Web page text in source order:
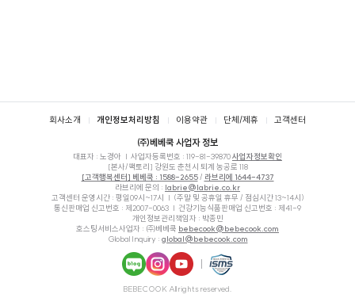
회사소개 개인정보처리방침 이용약관 단체/제휴 고객센터
㈜베베쿡 사업자 정보
대표자 : 노경아 사업자등록번호 : 119-81-39870사업자정보확인
[본사/팩토리] 강원도 춘천시 퇴계 농공로 118
[고객행복센터] 베베쿡 : 1588-2655/ 라브리에 1644-4737
라브리에 문의 : labrie@labrie.co.kr
고객센터 운영시간 : 평일09시~17시
(주말 및 공휴일 휴무 / 점심시간 13~14시)
통신판매업 신고번호 : 제2007-0063
건강기능식품판매업 신고번호 : 제41-9
개인정보관리책임자 : 박종민
호스팅서비스사업자 : ㈜베베쿡 bebecook@bebecook.com
Global Inquiry : global@bebecook.com
버블 타그 브
BEBECOOK All rights reserved.